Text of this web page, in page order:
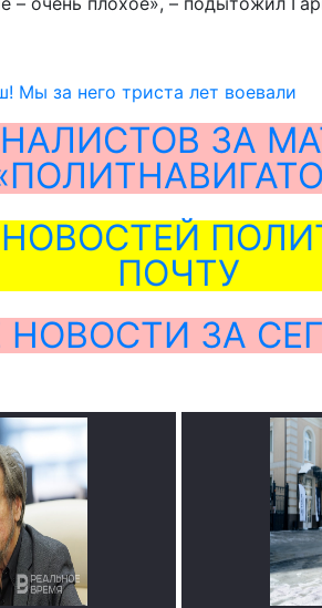
Мы за него триста лет воевали
ЗА
ПОЧТУ
НОВОСТИ ЗА